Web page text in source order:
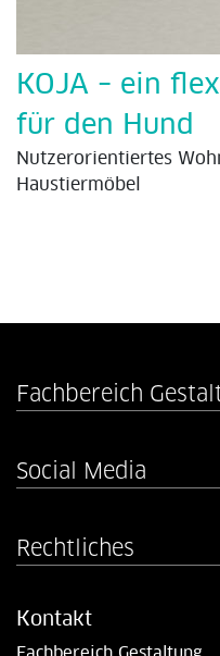
KOJA – ein
für den Hund
Nutzerorientiertes
Haustiermöbel
Fachbereich
Social Media
Rechtliches
Kontakt